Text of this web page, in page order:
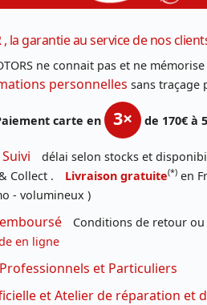
, la garantie au service de nos
ne connait pas et ne
personnelles sans traçage
carte en 3× de 170€ à
délai selon stocks et
Collect .
Livraison gratuite(*) en
- volumineux )
Conditions de retour
en ligne
et Particuliers
et Atelier de réparation et